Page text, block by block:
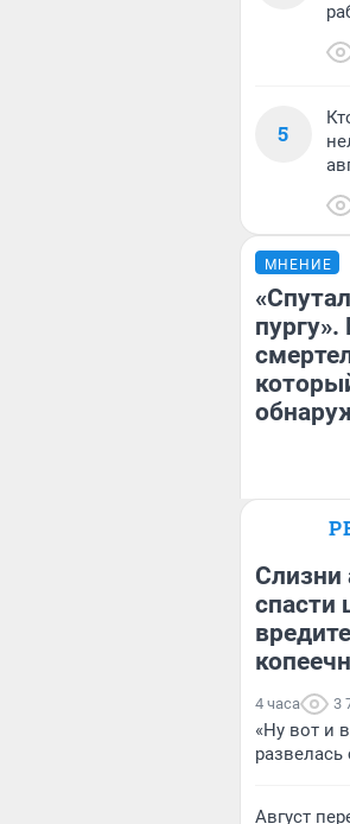
5
МНЕНИЕ
Слизни
спасти
4 часа 3
«Ну вот и
Август